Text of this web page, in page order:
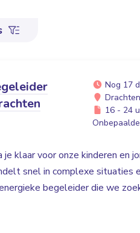
Nog 17
Drachten
16 - 24
klaar voor onze kinderen en
snel in complexe situaties
begeleider die we